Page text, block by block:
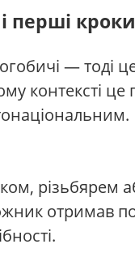
перші кроки
— тоді
контексті
різьбярем
отримав